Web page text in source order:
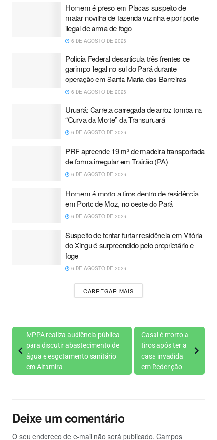
Homem é preso em Placas suspeito de
matar novilha de fazenda vizinha e por porte
ilegal de arma de fogo
6 DE AGOSTO DE 2026
Polícia Federal desarticula três frentes de
garimpo ilegal no sul do Pará durante
operação em Santa Maria das Barreiras
6 DE AGOSTO DE 2026
Uruará: Carreta carregada de arroz tomba na
“Curva da Morte” da Transuruará
6 DE AGOSTO DE 2026
PRF apreende 19 m³ de madeira transportada
de forma irregular em Trairão (PA)
6 DE AGOSTO DE 2026
Homem é morto a tiros dentro de residência
em Porto de Moz, no oeste do Pará
6 DE AGOSTO DE 2026
Suspeito de tentar furtar residência em Vitória
do Xingu é surpreendido pelo proprietário e
foge
6 DE AGOSTO DE 2026
CARREGAR MAIS
MPPA realiza audiência pública
para discutir abastecimento de
água e esgotamento sanitário
em Altamira
Casal é morto a
tiros após ter a
casa invadida
em Redenção
Deixe um comentário
O seu endereço de e-mail não será publicado. Campos